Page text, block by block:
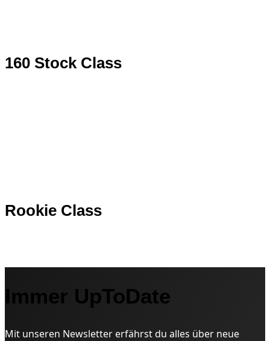
160 Stock Class
Rookie Class
Immer UpToDate
Mit unseren Newsletter erfährst du alles über neue